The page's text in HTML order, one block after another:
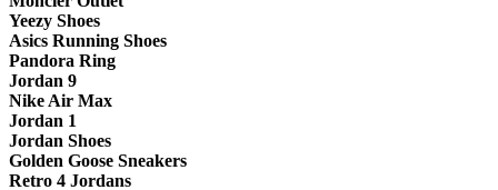
Yeezy Shoes
Asics Running Shoes
Pandora Ring
Jordan 9
Nike Air Max
Jordan 1
Jordan Shoes
Golden Goose Sneakers
Retro 4 Jordans